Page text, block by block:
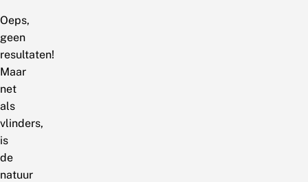
Oeps,
geen
resultaten!
Maar
net
als
vlinders,
is
de
natuur